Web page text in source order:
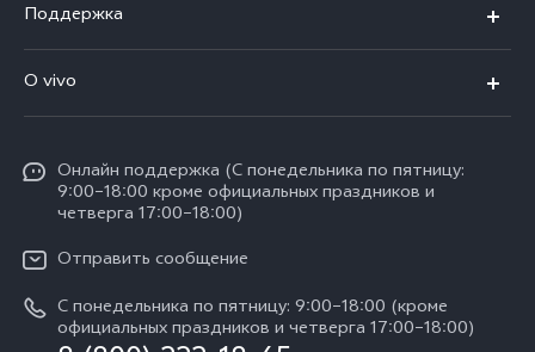
V70 FE
V70
Y31d
Y11d
V60 5G
V60 Lite
V40 Lite
Y04s
Поддержка
FAQs
Funtouch OS
Сервисные центры
IMEI аутентификация
Запрос стоимости запчастей
O vivo
Пресс-центр
Карьера в vivo
Юридическая информация
О нас
Oнлайн поддержка (С понедельника по пятницу:
9:00–18:00 кроме официальных праздников и
четверга 17:00–18:00)
Отправить сообщение
С понедельника по пятницу: 9:00–18:00 (кроме
официальных праздников и четверга 17:00–18:00)